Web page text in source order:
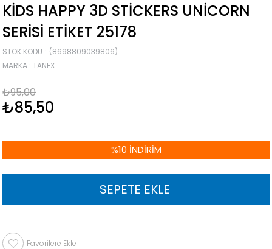
KIDS HAPPY 3D STICKERS UNICORN
SERISI ETIKET 25178
STOK KODU
(8698809039806)
MARKA : TANEX
₺95,00
₺85,50
%10 İNDIRIM
Favorilere Ekle